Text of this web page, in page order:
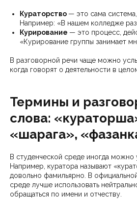
Кураторство — это сама
Например: «В нашем колледже
Курирование — это процесс,
«Курирование группы занимает
В разговорной речи чаще можно
когда говорят о деятельности в
Термины и
слова:
«шарага»,
В студенческой среде иногда можно
Например, куратора называют
довольно фамильярно. В
среде лучше использовать
обращаться по имени и отчеству.